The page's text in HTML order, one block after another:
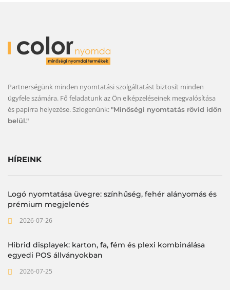
Partnerségünk minden nyomtatási szolgáltatást biztosít minden
ügyfele számára. Fő feladatunk az Ön elképzeléseinek megvalósítása
és papírra helyezése. Szlogenünk:"Minőségi nyomtatás rövid időn
belül."
HÍREINK
Logó nyomtatása üvegre: színhűség, fehér alányomás és
prémium megjelenés
2026-07-26
Hibrid displayek: karton, fa, fém és plexi kombinálása
egyedi POS állványokban
2026-07-25